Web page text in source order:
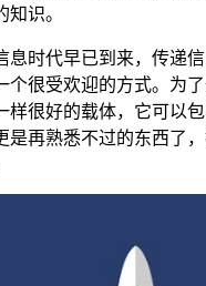
识。
息时代早已到来，传递
个很受欢迎的方式。为
很好的载体，它可以包
是再熟悉不过的东西了